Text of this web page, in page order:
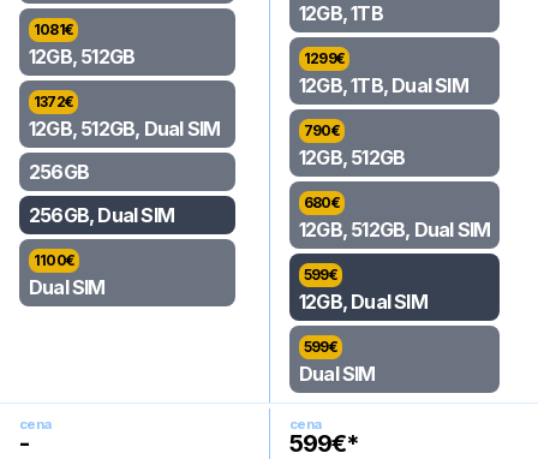
1081€
12GB, 512GB
1372€
12GB, 512GB, Dual SIM
256GB
256GB, Dual SIM
1100€
Dual SIM
12GB, 1TB
1299€
12GB, 1TB, Dual SIM
790€
12GB, 512GB
680€
12GB, 512GB, Dual SIM
599€
12GB, Dual SIM
599€
Dual SIM
cena
-
cena
599€*